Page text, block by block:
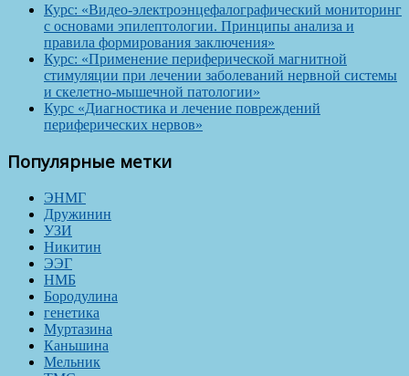
Курс: «Видео-электроэнцефалографический мониторинг
с основами эпилептологии. Принципы анализа и
правила формирования заключения»
Курс: «Применение периферической магнитной
стимуляции при лечении заболеваний нервной системы
и скелетно-мышечной патологии»
Курс «Диагностика и лечение повреждений
периферических нервов»
Популярные метки
ЭНМГ
Дружинин
УЗИ
Никитин
ЭЭГ
НМБ
Бородулина
генетика
Муртазина
Каньшина
Мельник